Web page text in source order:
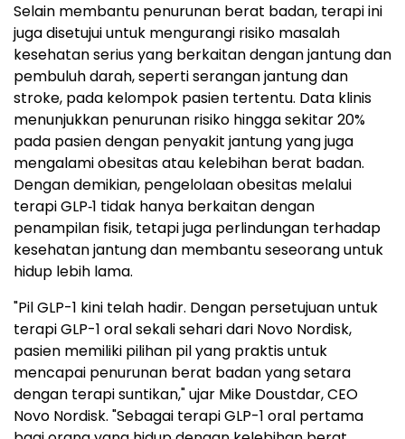
Selain membantu penurunan berat badan, terapi ini
juga disetujui untuk mengurangi risiko masalah
kesehatan serius yang berkaitan dengan jantung dan
pembuluh darah, seperti serangan jantung dan
stroke, pada kelompok pasien tertentu. Data klinis
menunjukkan penurunan risiko hingga sekitar 20%
pada pasien dengan penyakit jantung yang juga
mengalami obesitas atau kelebihan berat badan.
Dengan demikian, pengelolaan obesitas melalui
terapi GLP‑1 tidak hanya berkaitan dengan
penampilan fisik, tetapi juga perlindungan terhadap
kesehatan jantung dan membantu seseorang untuk
hidup lebih lama.
"Pil GLP-1 kini telah hadir. Dengan persetujuan untuk
terapi GLP-1 oral sekali sehari dari Novo Nordisk,
pasien memiliki pilihan pil yang praktis untuk
mencapai penurunan berat badan yang setara
dengan terapi suntikan," ujar Mike Doustdar, CEO
Novo Nordisk. "Sebagai terapi GLP-1 oral pertama